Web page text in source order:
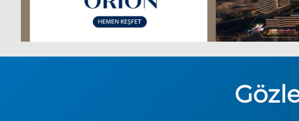
Ünlü çift bir etkinliğe daha katılmama